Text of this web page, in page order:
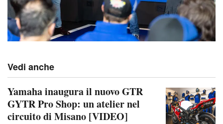
Vedi anche
Yamaha inaugura il nuovo GTR
GYTR Pro Shop: un atelier nel
circuito di Misano [VIDEO]